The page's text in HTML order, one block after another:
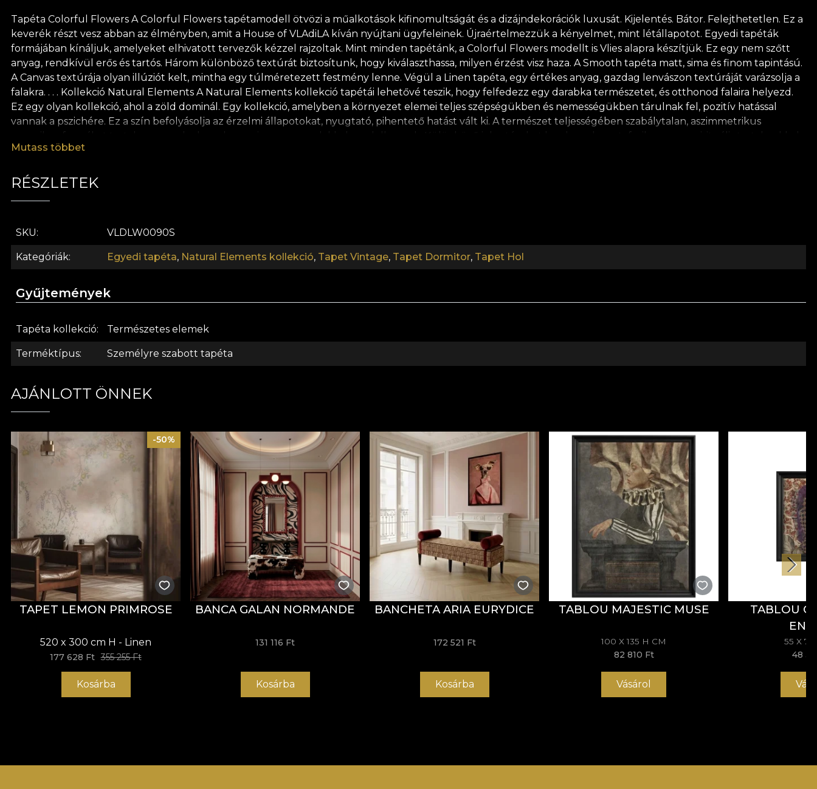
Tapéta Colorful Flowers A Colorful Flowers tapétamodell ötvözi a műalkotások kifinomultságát és a dizájndekorációk luxusát. Kijelentés. Bátor. Felejthetetlen. Ez a
keverék részt vesz abban az élményben, amit a House of VLAdiLA kíván nyújtani ügyfeleinek. Újraértelmezzük a kényelmet, mint létállapotot. Egyedi tapéták
formájában kínáljuk, amelyeket elhivatott tervezők kézzel rajzoltak. Mint minden tapétánk, a Colorful Flowers modellt is Vlies alapra készítjük. Ez egy nem szőtt
anyag, rendkívül erős és tartós. Három különböző textúrát biztosítunk, hogy kiválaszthassa, milyen érzést visz haza. A Smooth tapéta matt, sima és finom tapintású.
A Canvas textúrája olyan illúziót kelt, mintha egy túlméretezett festmény lenne. Végül a Linen tapéta, egy értékes anyag, gazdag lenvászon textúráját varázsolja a
falakra. . . . Kollekció Natural Elements A Natural Elements kollekció tapétái lehetővé teszik, hogy felfedezz egy darabka természetet, és otthonod falaira helyezd.
Ez egy olyan kollekció, ahol a zöld dominál. Egy kollekció, amelyben a környezet elemei teljes szépségükben és nemességükben tárulnak fel, pozitív hatással
vannak a pszichére. Ez a szín befolyásolja az érzelmi állapotokat, nyugtató, pihentető hatást vált ki. A természet teljességében szabálytalan, aszimmetrikus
attól függően, hogy milyen színeik vannak vagy mely kultúrákból származnak. Céljuk, hogy harmonikus atmoszférát teremtsenek. Kövek, felhők, magas fák, illatos
tárulnak fel, akik mernek figyelmesen hallgatni. Egy vizuális történetet alkotunk, amely emlékeztet bennünket az újjáéledés ciklusára, amin minden lény
követelményeknek.
Mutass többet
RÉSZLETEK
SKU VLDLW0090S
Kategóriák Egyedi tapéta, Natural Elements kollekció, Tapet Vintage, Tapet Dormitor, Tapet Hol
Gyűjtemények
Tapéta kollekció Természetes elemek
Terméktípus Személyre szabott tapéta
AJÁNLOTT ÖNNEK
-50%
TAPET LEMON PRIMROSE
520 x 300 cm H - Linen
177 628 Ft 355 255 Ft
Kosárba
BANCA GALAN NORMANDE
131 116 Ft
Kosárba
BANCHETA ARIA EURYDICE
172 521 Ft
Kosárba
TABLOU MAJESTIC MUSE
100 X 135 H CM
82 810 Ft
Vásárol
TABLOU
55 X
48